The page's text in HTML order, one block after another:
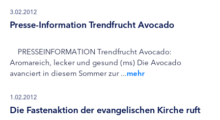
3.02.2012
Presse-Information Trendfrucht Avocado
PRESSEINFORMATION Trendfrucht Avocado:
Aromareich, lecker und gesund (ms) Die Avocado
avanciert in diesem Sommer zur ...mehr
1.02.2012
Die Fastenaktion der evangelischen Kirche ruft